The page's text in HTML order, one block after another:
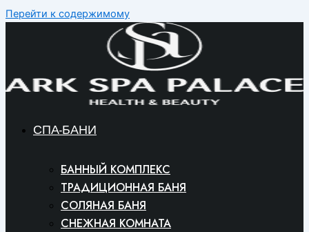
Перейти к содержимому
СПА-БАНИ
БАННЫЙ КОМПЛЕКС
ТРАДИЦИОННАЯ БАНЯ
СОЛЯНАЯ БАНЯ
СНЕЖНАЯ КОМНАТА